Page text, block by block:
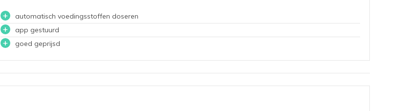
+ automatisch voedingsstoffen doseren
+ app gestuurd
+ goed geprijsd